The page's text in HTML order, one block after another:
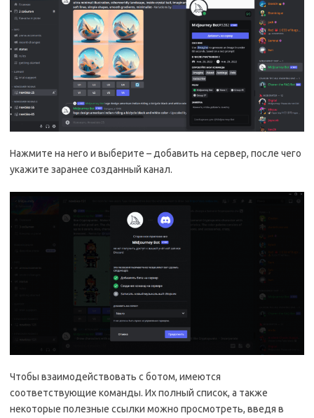
Нажмите на него и выберите – добавить на сервер, после чего
укажите заранее созданный канал.
Чтобы взаимодействовать с ботом, имеются
соответствующие команды. Их полный список, а также
некоторые полезные ссылки можно просмотреть, введя в